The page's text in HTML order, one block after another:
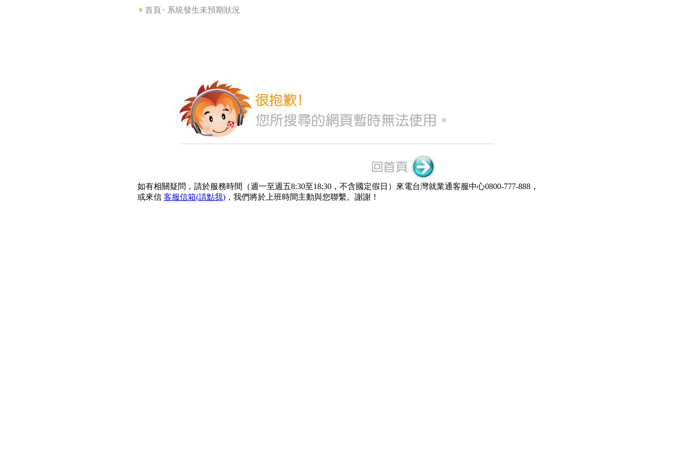
首頁 系統發生未預期狀況
如有相關疑問，請於服務時間（週一至週五8:30至18:30，不含國定假日）來電台灣就業通客服中心0800-777-888，
或來信 客服信箱(請點我) ，我們將於上班時間主動與您聯繫。謝謝！